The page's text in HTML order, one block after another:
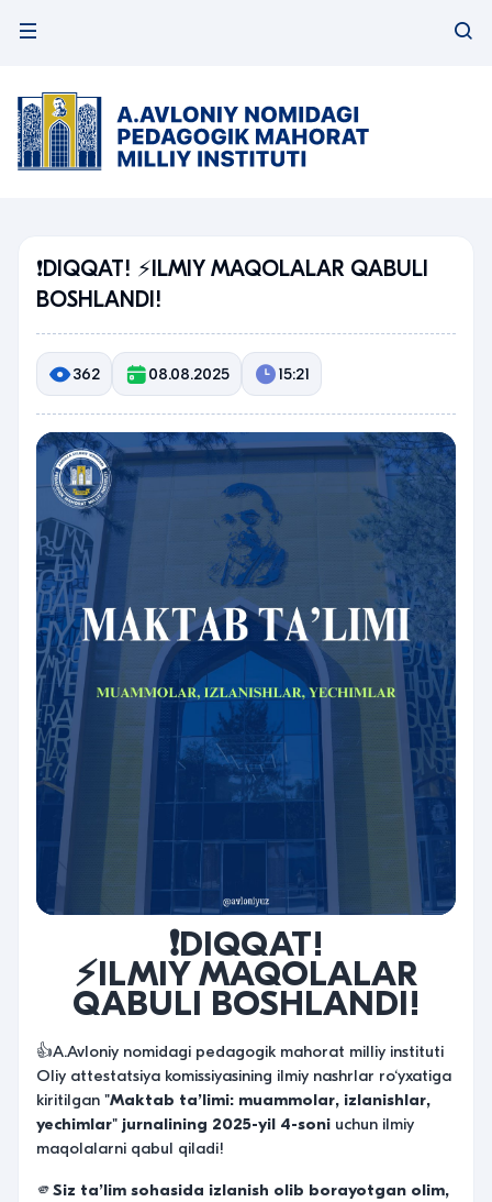
❗️DIQQAT! ⚡️ILMIY MAQOLALAR QABULI
BOSHLANDI!
362 08.08.2025 15:21
❗️DIQQAT!
⚡️ILMIY MAQOLALAR
QABULI BOSHLANDI!
👍A.Avloniy nomidagi pedagogik mahorat milliy instituti
Oliy attestatsiya komissiyasining ilmiy nashrlar ro‘yxatiga
kiritilgan "Maktab ta’limi: muammolar, izlanishlar,
yechimlar" jurnalining 2025-yil 4-soni uchun ilmiy
maqolalarni qabul qiladi!
🫵Siz ta’lim sohasida izlanish olib borayotgan olim,